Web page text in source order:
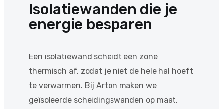
Isolatiewanden die je
energie besparen
Een isolatiewand scheidt een zone
thermisch af, zodat je niet de hele hal hoeft
te verwarmen. Bij Arton maken we
geïsoleerde scheidingswanden op maat,